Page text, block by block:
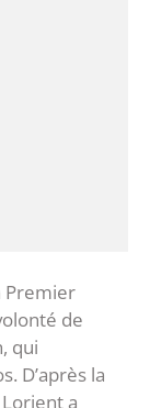
Premier
de
qui
D’après la
a